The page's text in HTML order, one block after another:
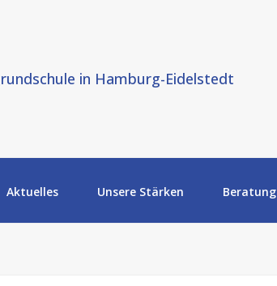
Aktuelles Unsere Stärken Beratung